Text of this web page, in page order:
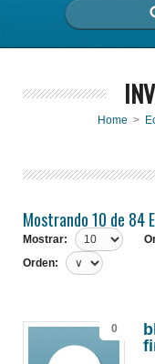
Home >
Mostrando 10 de 84
Mostrar:
Orden:
0